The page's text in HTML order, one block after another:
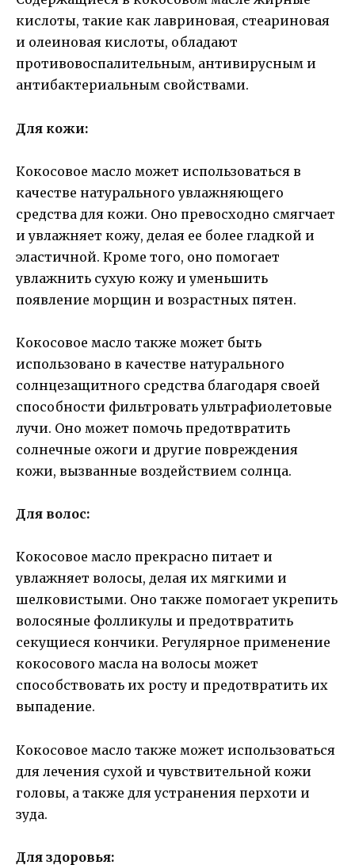
кислоты, такие как лавриновая, стеариновая
и олеиновая кислоты, обладают
противовоспалительным, антивирусным и
антибактериальным свойствами.
Для кожи:
Кокосовое масло может использоваться в
качестве натурального увлажняющего
средства для кожи. Оно превосходно смягчает
и увлажняет кожу, делая ее более гладкой и
эластичной. Кроме того, оно помогает
увлажнить сухую кожу и уменьшить
появление морщин и возрастных пятен.
Кокосовое масло также может быть
использовано в качестве натурального
солнцезащитного средства благодаря своей
способности фильтровать ультрафиолетовые
лучи. Оно может помочь предотвратить
солнечные ожоги и другие повреждения
кожи, вызванные воздействием солнца.
Для волос:
Кокосовое масло прекрасно питает и
увлажняет волосы, делая их мягкими и
шелковистыми. Оно также помогает укрепить
волосяные фолликулы и предотвратить
секущиеся кончики. Регулярное применение
кокосового масла на волосы может
способствовать их росту и предотвратить их
выпадение.
Кокосовое масло также может использоваться
для лечения сухой и чувствительной кожи
головы, а также для устранения перхоти и
зуда.
Для здоровья: